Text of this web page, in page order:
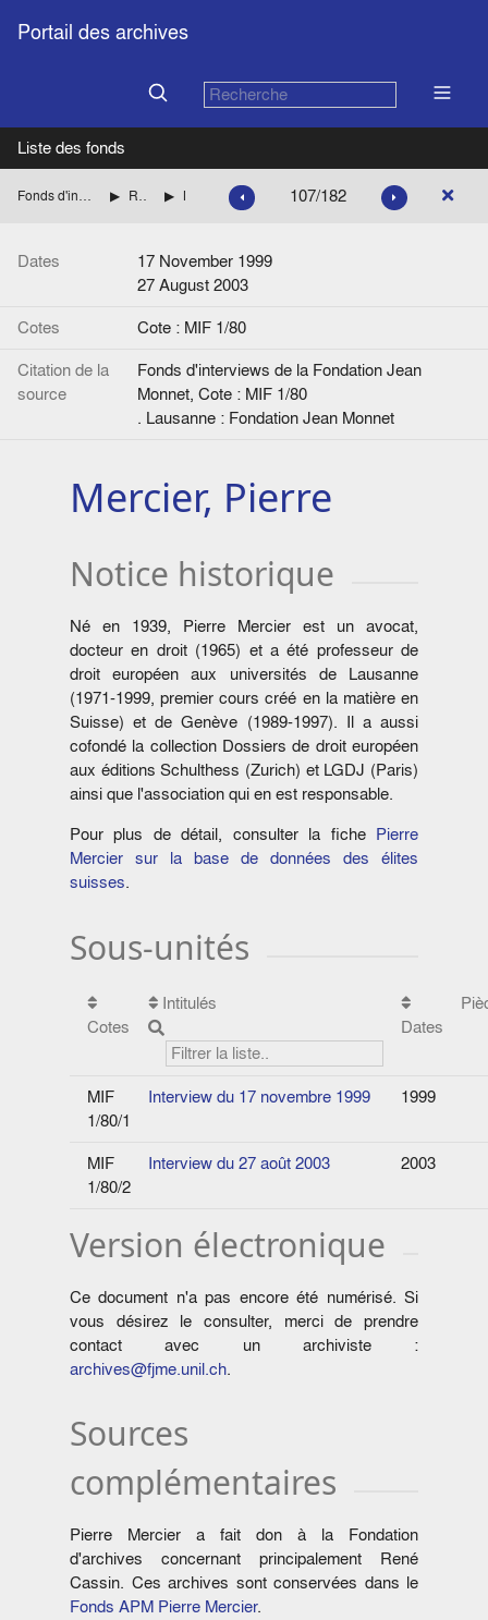
Portail des archives
Liste des fonds
Fonds d'interviews de la Fondation Jean Monnet Relations Suisse-Europe 107/182
Dates
17 November 1999
27 August 2003
Cotes
Cote : MIF 1/80
Citation de la
source
Fonds d'interviews de la Fondation Jean
Monnet, Cote : MIF 1/80
. Lausanne : Fondation Jean Monnet
Mercier, Pierre
Notice historique
Né en 1939, Pierre Mercier est un avocat,
docteur en droit (1965) et a été professeur de
droit européen aux universités de Lausanne
(1971-1999, premier cours créé en la matière en
Suisse) et de Genève (1989-1997). Il a aussi
cofondé la collection Dossiers de droit européen
aux éditions Schulthess (Zurich) et LGDJ (Paris)
ainsi que l'association qui en est responsable.
Pour plus de détail, consulter la fiche Pierre
Mercier sur la base de données des élites
suisses.
Sous-unités
Cotes
Intitulés
Dates
MIF
1/80/1
Interview du 17 novembre 1999 1999
MIF
1/80/2
Interview du 27 août 2003 2003
Version électronique
Ce document n'a pas encore été numérisé. Si
vous désirez le consulter, merci de prendre
contact avec un archiviste :
archives@fjme.unil.ch.
Sources
complémentaires
Pierre Mercier a fait don à la Fondation
d'archives concernant principalement René
Cassin. Ces archives sont conservées dans le
Fonds APM Pierre Mercier.